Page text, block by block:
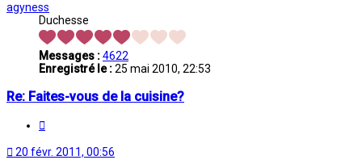
agyness
Duchesse
Messages :4622
Enregistré le :25 mai 2010, 22:53
Re: Faites-vous de la cuisine?
20 févr. 2011, 00:56